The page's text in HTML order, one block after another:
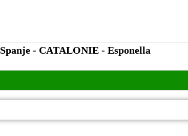
Spanje - CATALONIE - Esponella